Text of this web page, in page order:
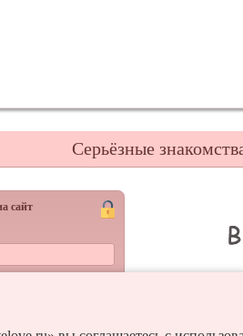
Серьёзные
сайт